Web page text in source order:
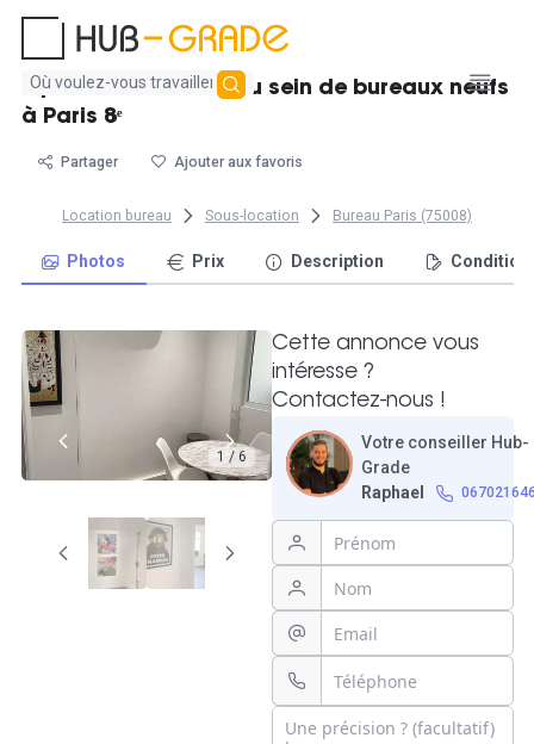
Aucun
résultat
4 postes de travail au sein de bureaux neufs
à Paris 8ᵉ
Partager Ajouter aux favoris
Location bureau Sous-location Bureau Paris (75008)
Photos Prix Description
1 / 6
Cette annonce vous
intéresse ?
Contactez-nous !
Votre conseiller Hub-
Grade
Raphael